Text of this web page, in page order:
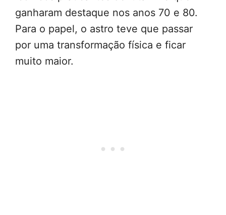
ganharam destaque nos anos 70 e 80.
Para o papel, o astro teve que passar
por uma transformação física e ficar
muito maior.